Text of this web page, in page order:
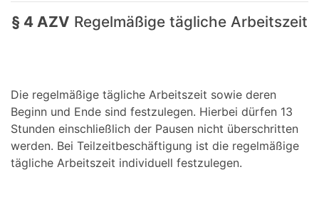
§ 4 AZV Regelmäßige tägliche Arbeitszeit
Die regelmäßige tägliche Arbeitszeit sowie deren
Beginn und Ende sind festzulegen. Hierbei dürfen 13
Stunden einschließlich der Pausen nicht überschritten
werden. Bei Teilzeitbeschäftigung ist die regelmäßige
tägliche Arbeitszeit individuell festzulegen.